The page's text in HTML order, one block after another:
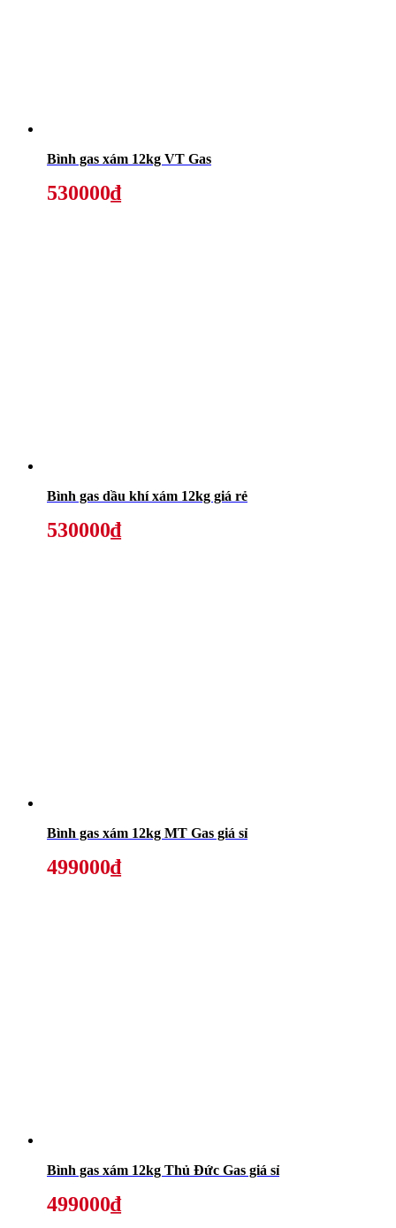
Bình gas xám 12kg VT Gas
530000₫
Bình gas dầu khí xám 12kg giá rẻ
530000₫
Bình gas xám 12kg MT Gas giá sỉ
499000₫
Bình gas xám 12kg Thủ Đức Gas giá sỉ
499000₫